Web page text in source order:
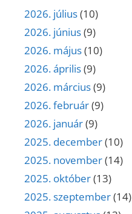
2026. július(10)
2026. június(9)
2026. május(10)
2026. április(9)
2026. március(9)
2026. február(9)
2026. január(9)
2025. december(10)
2025. november(14)
2025. október(13)
2025. szeptember(14)